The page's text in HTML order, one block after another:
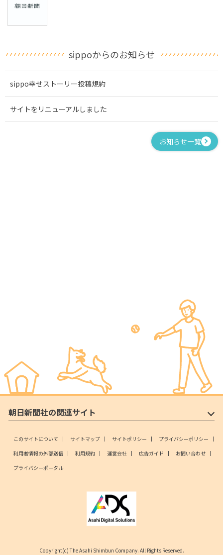
sippoからのお知らせ
sippo幸せストーリー投稿規約
サイトをリニューアルしました
お知らせ一覧
朝日新聞社の関連サイト
このサイトについて サイトマップ サイトポリシー
プライバシーポリシー
利用者情報の外部送信
利用規約 運営会社 広告ガイド
お問い合わせ
プライバシーポータル
Copyright(c) The Asahi Shimbun Company. All Rights Reserved.